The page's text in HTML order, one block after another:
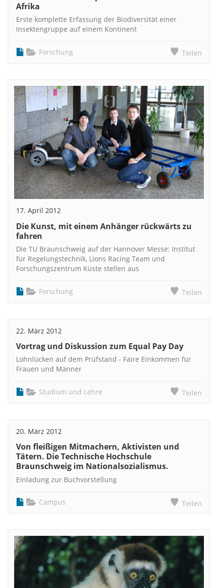
Afrika
Erste komplette Erfassung der Biodiversität einer
Insektengruppe auf einem Kontinent
Forschung Teilen
17. April 2012
Die Kunst, mit einem Anhänger rückwärts zu
fahren
Die TU Braunschweig auf der Hannover Messe: Institut
für Regelungstechnik, Lions Racing Team und
Forschungszentrum Küste stellen aus
Forschung Teilen
22. März 2012
Vortrag und Diskussion zum Equal Pay Day
Lohnlücken auf dem Prüfstand - Faire Einkommen für
Frauen und Männer
Studium und Lehre Teilen
20. März 2012
Von fleißigen Mitmachern, Aktivisten und
Tätern. Die Technische Hochschule
Braunschweig im Nationalsozialismus.
Einladung zur Buchvorstellung
Campus Teilen